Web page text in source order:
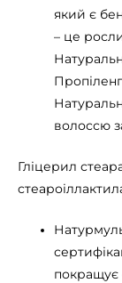
який є
– це
волоссю
Гліцерил
покращує